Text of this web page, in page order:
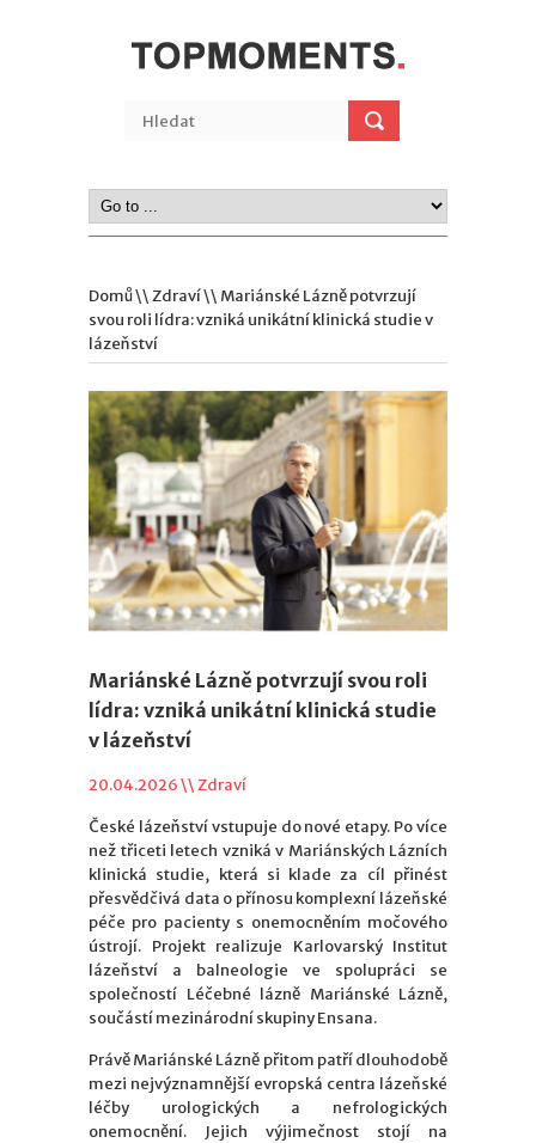
Domů\\Zdraví\\ Mariánské Lázně potvrzují
svou roli lídra: vzniká unikátní klinická studie v
lázeňství
Mariánské Lázně potvrzují svou roli
lídra: vzniká unikátní klinická studie
v lázeňství
20.04.2026 \\Zdraví
České lázeňství vstupuje do nové etapy. Po více
než třiceti letech vzniká v Mariánských Lázních
klinická studie, která si klade za cíl přinést
přesvědčivá data o přínosu komplexní lázeňské
péče pro pacienty s onemocněním močového
ústrojí. Projekt realizuje Karlovarský Institut
lázeňství a balneologie ve spolupráci se
společností Léčebné lázně Mariánské Lázně,
součástí mezinárodní skupiny Ensana.
Právě Mariánské Lázně přitom patří dlouhodobě
mezi nejvýznamnější evropská centra lázeňské
léčby urologických a nefrologických
onemocnění. Jejich výjimečnost stojí na